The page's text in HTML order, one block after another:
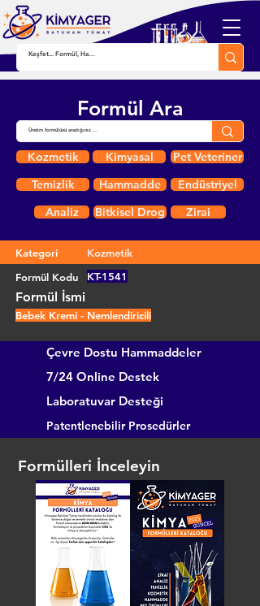
Formül Ara
Kozmetik Kimyasal
Pet Veteriner
Temizlik
Hammadde
Endüstriyel
Analiz
Bitkisel Drog Zirai
Kategori
Kozmetik
Formül Kodu
KT-1541
Formül İsmi
Bebek Kremi - Nemlendiricili
Çevre Dostu Hammaddeler
7/24 Online Destek
Laboratuvar Desteği
Patentlenebilir Prosedürler
Formülleri İnceleyin